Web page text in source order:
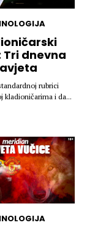
Tri dnevna
rubrici
kladioničarima i da...